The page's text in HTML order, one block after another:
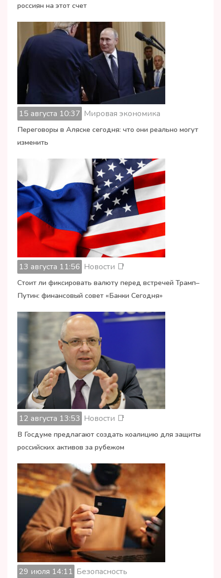
россиян на этот счет
15 августа 10:37 Мировая экономика
Переговоры в Аляске сегодня: что они реально могут
изменить
13 августа 11:56 Новости 📑
Стоит ли фиксировать валюту перед встречей Трамп–
Путин: финансовый совет «Банки Сегодня»
12 августа 13:53 Новости 📑
В Госдуме предлагают создать коалицию для защиты
российских активов за рубежом
29 июля 14:11 Безопасность